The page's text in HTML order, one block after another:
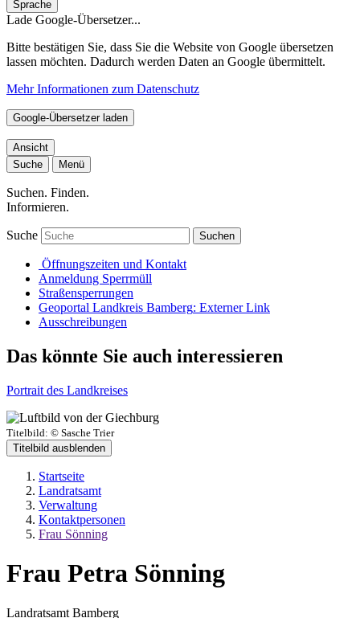
Sprache
Lade Google-Übersetzer...
Bitte bestätigen Sie, dass Sie die Website von Google übersetzen
lassen möchten. Dadurch werden Daten an Google übermittelt.
Mehr Informationen zum Datenschutz
Google-Übersetzer laden
Ansicht
Suche
Menü
Suchen. Finden.
Informieren.
Suche Suchen
Öffnungszeiten und Kontakt
Anmeldung Sperrmüll
Straßensperrungen
Geoportal Landkreis Bamberg: Externer Link
Ausschreibungen
Das könnte Sie auch interessieren
Portrait des Landkreises
Titelbild: © Sasche Trier
Titelbild ausblenden
Startseite
Landratsamt
Verwaltung
Kontaktpersonen
Frau Sönning
Frau Petra Sönning
Landratsamt Bamberg